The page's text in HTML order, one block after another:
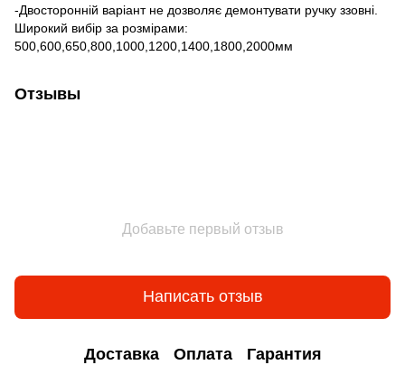
-Двосторонній варіант не дозволяє демонтувати ручку ззовні.
Широкий вибір за розмірами:
500,600,650,800,1000,1200,1400,1800,2000мм
Отзывы
Добавьте первый отзыв
Написать отзыв
Доставка Оплата Гарантия